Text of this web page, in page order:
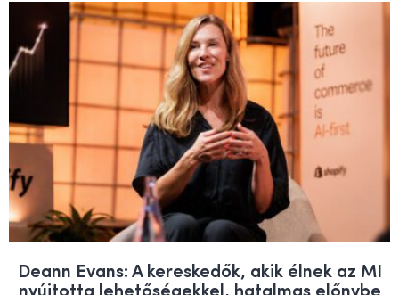
Deann Evans: A kereskedők, akik élnek az MI
nyújtotta lehetőségekkel, hatalmas előnybe